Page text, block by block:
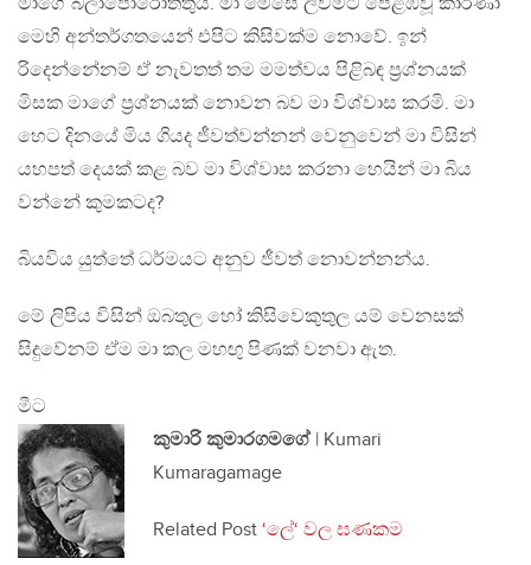
මෙහි අන්තර්ගතයෙන් එපිට කිසිවක්ම නොවේ. ඉන්
රිදෙන්නේනම් ඒ නැවතත් තම මමත්වය පිළිබඳ ප‍්‍රශ්නයක්
මිසක මාගේ ප‍්‍රශ්නයක් නොවන බව මා විශ්වාස කරමි. මා
හෙට දිනයේ මිය ගියද ජීවත්වන්නන් වෙනුවෙන් මා විසින්
යහපත් දෙයක් කළ බව මා විශ්වාස කරනා හෙයින් මා බිය
වන්නේ කුමකටද?
බියවිය යුත්තේ ධර්මයට අනුව ජීවත් නොවන්නන්ය.
මේ ලිපිය විසින් ඔබතුල හෝ කිසිවෙකුතුල යම් වෙනසක්
සිදුවේනම් ඒම මා කල මහඟු පිණක් වනවා ඇත.
මීට
කුමාරි කුමාරගමගේ| Kumari
Kumaragamage
Related Post ‘ලේ‘ වල ඝණකම